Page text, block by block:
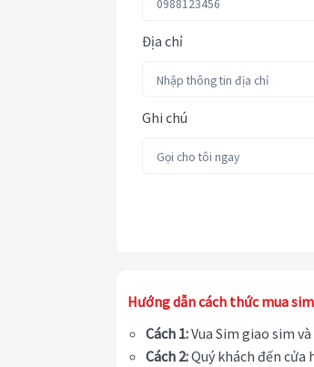
Địa chỉ
Ghi chú
Hướng dẫn cách thức mua
Cách 1:Vua Sim giao sim
Cách 2:Quý khách đến cửa